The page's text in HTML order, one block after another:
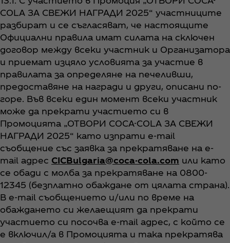
COLA ЗА СВЕЖИ НАГРАДИ 2025“ участниците
разбират и се съгласяват, че настоящите
Официални правила имат силата на сключен
договор между всеки участник и Организатора
и приемат изцяло условията за участие в
правилата за определяне на печеливши,
предоставяне на награди и други, описани по-
горе. Във всеки един момент всеки участник
може да прекрати участието си в
Промоцията „ОТВОРИ COCA-COLA ЗА СВЕЖИ
НАГРАДИ 2025“ като изпрати e-mail
съобщение със заявка за прекратяване на e-
mail адрес CICBulgaria@coca-cola.com или като
се обади с молба за прекратяване на 0800-
12345 (безплатно обаждане от цялата страна).
В e-mail съобщението и/или по време на
обаждането си желаещият да прекрати
участието си посочва e-mail адрес, с който се
е включил/а в Промоцията и така прекратява